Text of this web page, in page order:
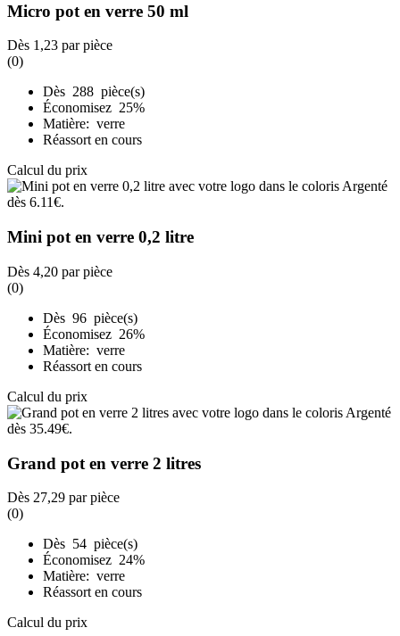
Micro pot en verre 50 ml
Dès 1,23 par pièce
(0)
Dès 288 pièce(s)
Économisez 25%
Matière: verre
Réassort en cours
Calcul du prix
Mini pot en verre 0,2 litre
Dès 4,20 par pièce
(0)
Dès 96 pièce(s)
Économisez 26%
Matière: verre
Réassort en cours
Calcul du prix
Grand pot en verre 2 litres
Dès 27,29 par pièce
(0)
Dès 54 pièce(s)
Économisez 24%
Matière: verre
Réassort en cours
Calcul du prix